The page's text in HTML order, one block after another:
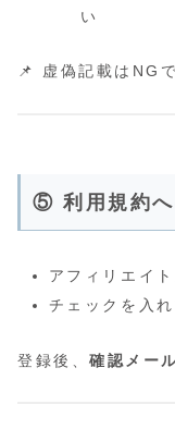
い
📌 虚偽記載はNG
⑤ 利用規約へ
アフィリエイ
チェックを入
登録後、確認メー